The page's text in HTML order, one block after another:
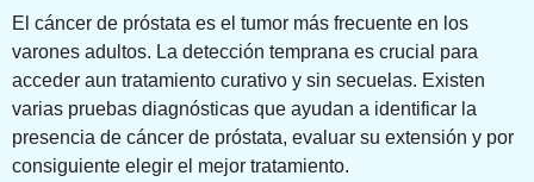
El cáncer de próstata es el tumor más frecuente en los
varones adultos. La detección temprana es crucial para
acceder aun tratamiento curativo y sin secuelas. Existen
varias pruebas diagnósticas que ayudan a identificar la
presencia de cáncer de próstata, evaluar su extensión y por
consiguiente elegir el mejor tratamiento.